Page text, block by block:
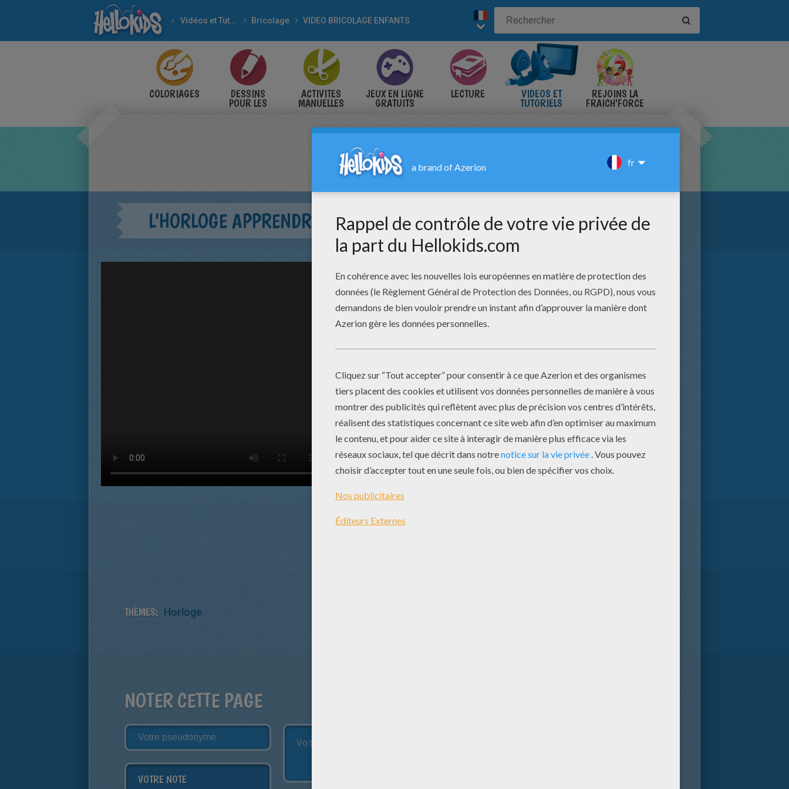
Vidéos et Tutoriels Bricolage VIDEO BRICOLAGE ENFANTS
COLORIAGES DESSINS
POUR LES
ACTIVITES
MANUELLES
JEUX EN LIGNE
GRATUITS
LECTURE VIDÉOS ET
TUTORIELS
REJOINS LA
FRAICH'FORCE
L'HORLOGE APPRENDRE L'HEURE
THÈMES: Horloge
NOTER CETTE PAGE
VOTRE NOTE